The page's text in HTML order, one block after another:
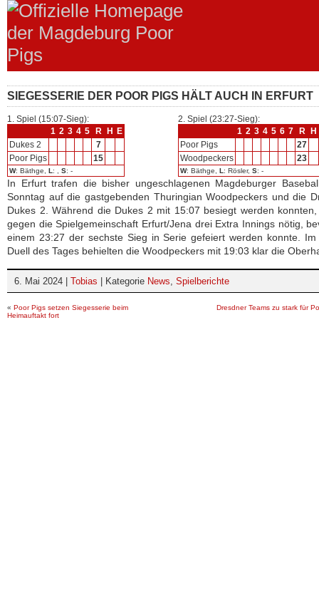
SIEGESSERIE DER POOR PIGS HÄLT AUCH IN ERFURT
1. Spiel (15:07-Sieg):
1 2 3 4 5 R H
E
Dukes 2
7
Poor Pigs
15
W: Bäthge, L : , S: -
2. Spiel (23:27-Sieg):
1 2 3 4 5 6 7 R
H
Poor Pigs
27
Woodpeckers
23
W: Bäthge, L : Rösler, S: -
In Erfurt trafen die bisher ungeschlagenen Magdeburger
Sonntag auf die gastgebenden Thuringian Woodpeckers und die
Dukes 2. Während die Dukes 2 mit 15:07 besiegt werden
gegen die Spielgemeinschaft Erfurt/Jena drei Extra Innings nötig,
einem 23:27 der sechste Sieg in Serie gefeiert werden konnte. Im
Duell des Tages behielten die Woodpeckers mit 19:03 klar die
6. Mai 2024 | Tobias | Kategorie News, Spielberichte
« Poor Pigs setzen Siegesserie beim
Heimauftakt fort
Dresdner Teams zu stark für